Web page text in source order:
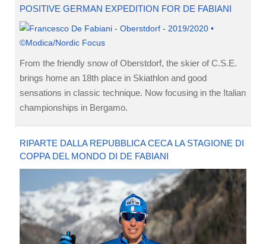
POSITIVE GERMAN EXPEDITION FOR DE FABIANI
From the friendly snow of Oberstdorf, the skier of C.S.E.
brings home an 18th place in Skiathlon and good
sensations in classic technique. Now focusing in the Italian
championships in Bergamo.
RIPARTE DALLA REPUBBLICA CECA LA STAGIONE DI
COPPA DEL MONDO DI DE FABIANI